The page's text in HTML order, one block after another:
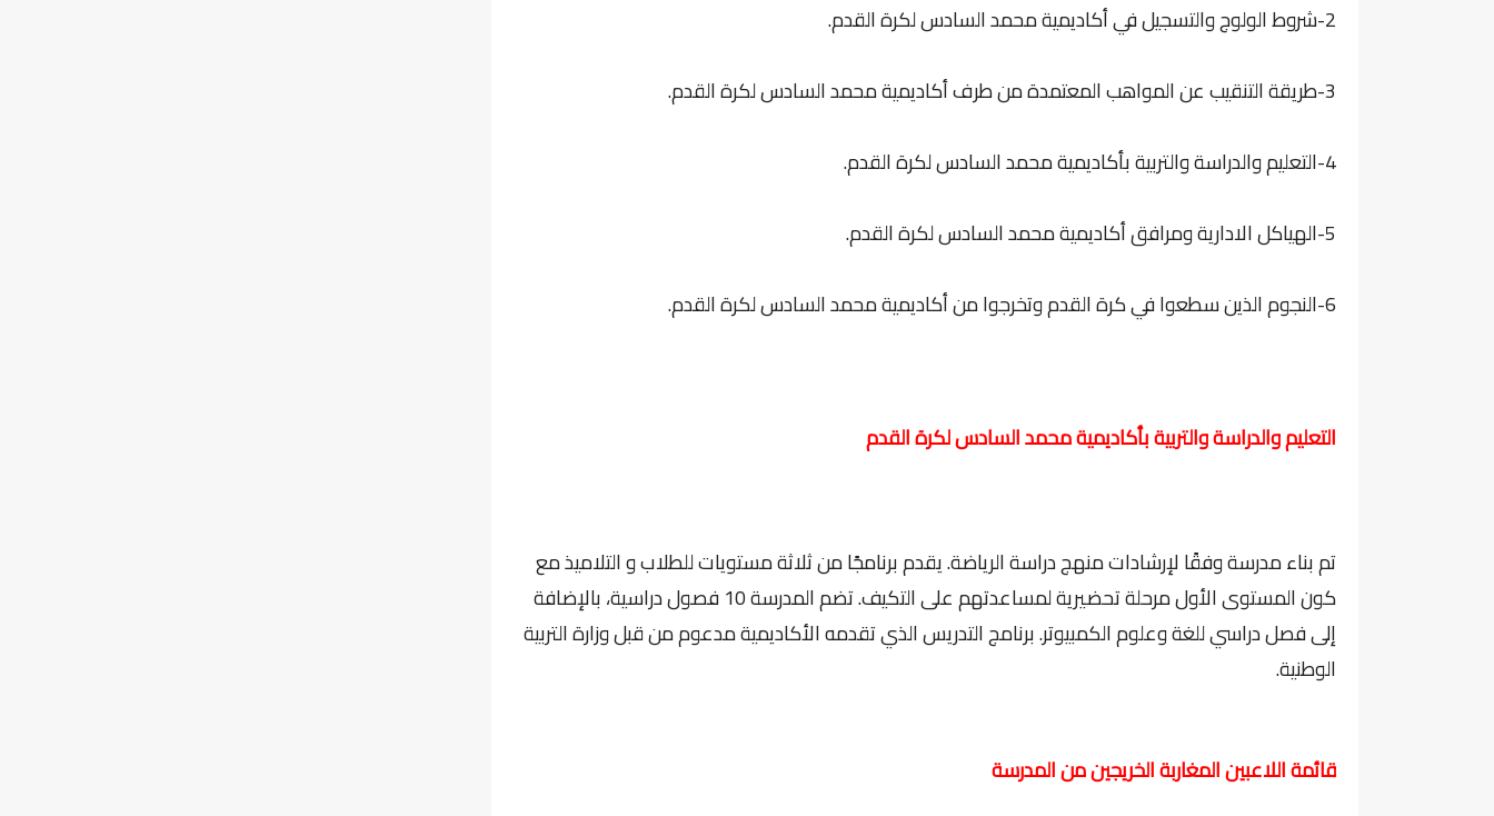
2-شروط الولوج والتسجيل في أكاديمية محمد السادس لكرة القدم.
3-طريقة التنقيب عن المواهب المعتمدة من طرف أكاديمية محمد السادس لكرة القدم.
4-التعليم والدراسة والتربية بأكاديمية محمد السادس لكرة القدم.
5-الهياكل الادارية ومرافق أكاديمية محمد السادس لكرة القدم.
6-النجوم الذين سطعوا في كرة القدم وتخرجوا من أكاديمية محمد السادس لكرة القدم.
التعليم والدراسة والتربية بأكاديمية محمد السادس لكرة القدم
تم بناء مدرسة وفقًا لإرشادات منهج دراسة الرياضة. يقدم برنامجًا من ثلاثة مستويات للطلاب و التلاميذ مع
كون المستوى الأول مرحلة تحضيرية لمساعدتهم على التكيف. تضم المدرسة 10 فصول دراسية، بالإضافة
إلى فصل دراسي للغة وعلوم الكمبيوتر. برنامج التدريس الذي تقدمه الأكاديمية مدعوم من قبل وزارة التربية
الوطنية.
قائمة اللاعبين المغاربة الخريجين من المدرسة